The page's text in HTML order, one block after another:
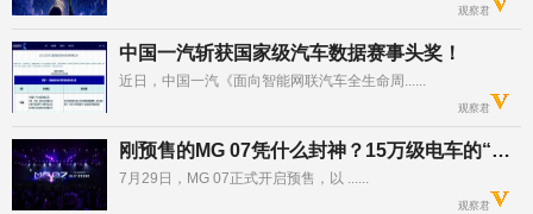
观察君
中国一汽斩获国家级汽车数据赛事头奖！
近日，中国一汽《面向智能网联汽车全生命周......
观察君
刚预售的MG 07凭什么封神？15万级电车的“高配天花板”藏不住了
7月29日，MG 07正式开启预售，以 ......
观察君